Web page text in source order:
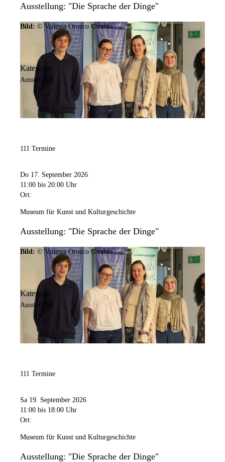
Ausstellung: "Die Sprache der Dinge"
Bild: © Vanessa Orozco Giraldo
Kategorie:
Ausstellung
111 Termine
Do 17. September 2026
11:00 bis 20:00 Uhr
Ort:
Museum für Kunst und Kulturgeschichte
Ausstellung: "Die Sprache der Dinge"
Bild: © Vanessa Orozco Giraldo
Kategorie:
Ausstellung
111 Termine
Sa 19. September 2026
11:00 bis 18:00 Uhr
Ort:
Museum für Kunst und Kulturgeschichte
Ausstellung: "Die Sprache der Dinge"